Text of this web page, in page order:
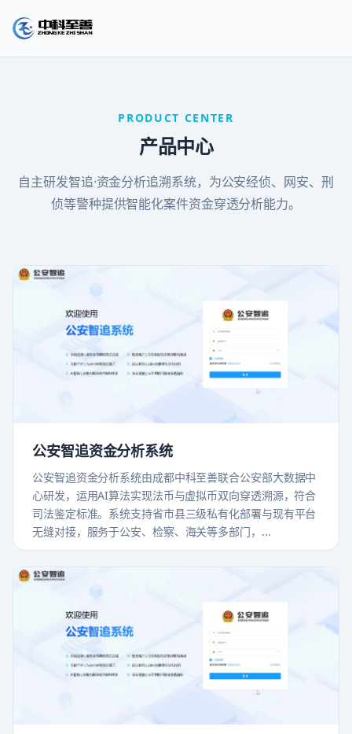
PRODUCT CENTER
产品中心
自主研发智追·资金分析追溯系统，为公安经侦、网安、刑
侦等警种提供智能化案件资金穿透分析能力。
公安智追资金分析系统
公安智追资金分析系统由成都中科至善联合公安部大数据中
心研发，运用AI算法实现法币与虚拟币双向穿透溯源，符合
司法鉴定标准。系统支持省市县三级私有化部署与现有平台
无缝对接，服务于公安、检察、海关等多部门，...